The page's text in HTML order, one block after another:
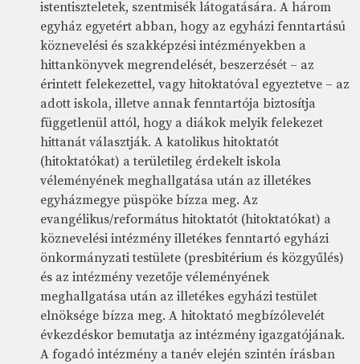
istentiszteletek, szentmisék látogatására. A három
egyház egyetért abban, hogy az egyházi fenntartású
köznevelési és szakképzési intézményekben a
hittankönyvek megrendelését, beszerzését – az
érintett felekezettel, vagy hitoktatóval egyeztetve – az
adott iskola, illetve annak fenntartója biztosítja
függetlenül attól, hogy a diákok melyik felekezet
hittanát választják. A katolikus hitoktatót
(hitoktatókat) a területileg érdekelt iskola
véleményének meghallgatása után az illetékes
egyházmegye püspöke bízza meg. Az
evangélikus/református hitoktatót (hitoktatókat) a
köznevelési intézmény illetékes fenntartó egyházi
önkormányzati testülete (presbitérium és közgyűlés)
és az intézmény vezetője véleményének
meghallgatása után az illetékes egyházi testület
elnöksége bízza meg. A hitoktató megbízólevelét
évkezdéskor bemutatja az intézmény igazgatójának.
A fogadó intézmény a tanév elején szintén írásban